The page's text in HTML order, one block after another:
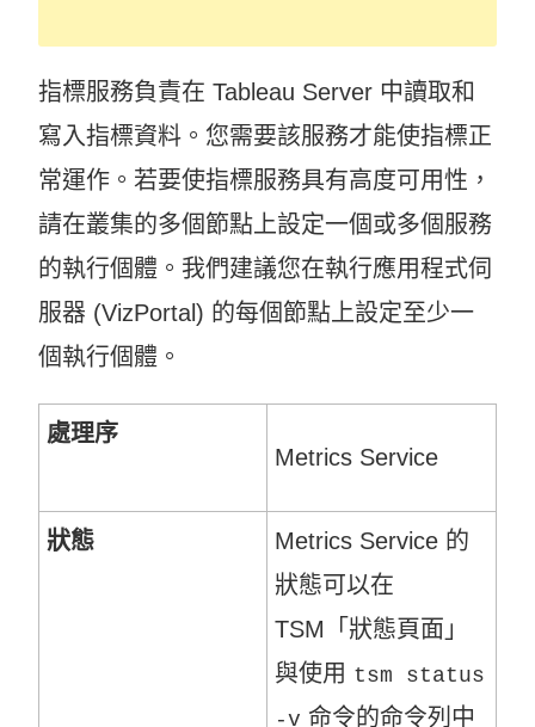
指標服務負責在 Tableau Server 中讀取和
寫入指標資料。您需要該服務才能使指標正
常運作。若要使指標服務具有高度可用性，
請在叢集的多個節點上設定一個或多個服務
的執行個體。我們建議您在執行應用程式伺
服器 (VizPortal) 的每個節點上設定至少一
個執行個體。
處理序
Metrics Service
狀態 Metrics Service 的
狀態可以在
TSM「狀態頁面」
與使用 tsm status
-v 命令的命令列中